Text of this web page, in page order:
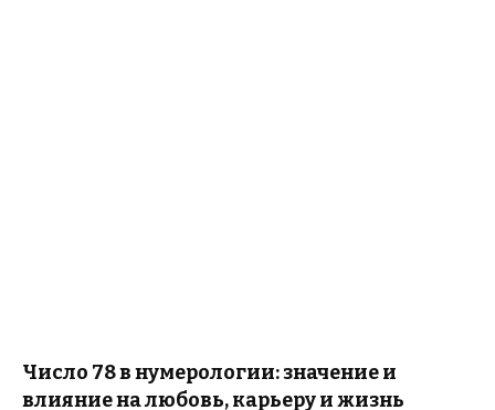
Число 78 в нумерологии: значение и
влияние на любовь, карьеру и жизнь